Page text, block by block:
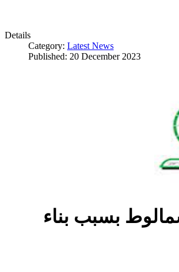
Details
Category: Latest News
Published: 20 December 2023
بسبب بناء